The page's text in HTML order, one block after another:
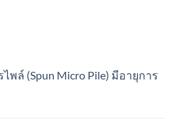
พล์ (Spun Micro Pile) มีอายุการ